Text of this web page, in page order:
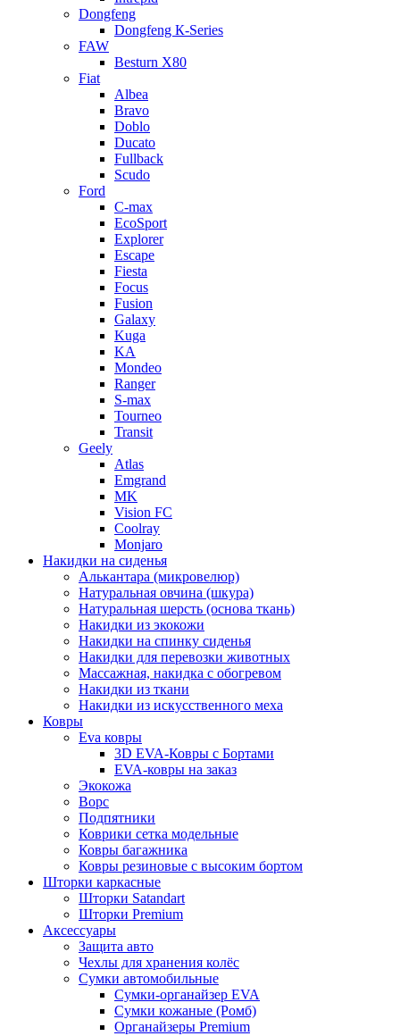
Dongfeng
Dongfeng К-Series
FAW
Besturn Х80
Fiat
Albea
Bravo
Doblo
Ducato
Fullback
Scudo
Ford
C-max
EcoSport
Explorer
Escape
Fiesta
Focus
Fusion
Galaxy
Kuga
KA
Mondeo
Ranger
S-max
Tourneo
Transit
Geely
Atlas
Emgrand
MK
Vision FC
Coolray
Monjaro
Накидки на сиденья
Алькантара (микровелюр)
Натуральная овчина (шкура)
Натуральная шерсть (основа ткань)
Накидки из экокожи
Накидки на спинку сиденья
Накидки для перевозки животных
Массажная, накидка с обогревом
Накидки из ткани
Накидки из искусственного меха
Ковры
Eva ковры
3D EVA-Ковры с Бортами
EVA-ковры на заказ
Экокожа
Ворс
Подпятники
Коврики сетка модельные
Ковры багажника
Ковры резиновые с высоким бортом
Шторки каркасные
Шторки Satandart
Шторки Premium
Аксессуары
Защита авто
Чехлы для хранения колёс
Сумки автомобильные
Сумки-органайзер EVA
Сумки кожаные (Ромб)
Органайзеры Premium